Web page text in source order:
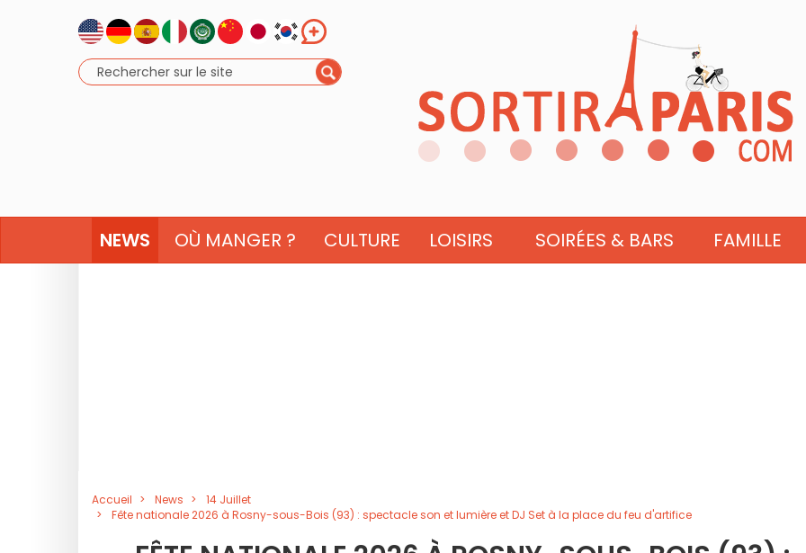
NEWS OÙ MANGER ? CULTURE LOISIRS SOIRÉES & BARS FAMILLE
Accueil News
14 Juillet
Fête nationale 2026 à Rosny-sous-Bois (93) : spectacle son et lumière et DJ Set à la place du feu d'artifice